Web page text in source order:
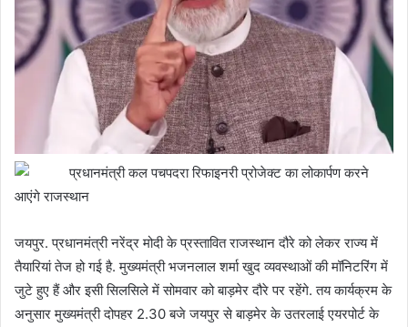
प्रधानमंत्री कल पचपदरा रिफाइनरी प्रोजेक्ट का लोकार्पण करने
आएंगे राजस्थान
जयपुर. प्रधानमंत्री नरेंद्र मोदी के प्रस्तावित राजस्थान दौरे को लेकर राज्य में
तैयारियां तेज हो गई है. मुख्यमंत्री भजनलाल शर्मा खुद व्यवस्थाओं की मॉनिटरिंग में
जुटे हुए हैं और इसी सिलसिले में सोमवार को बाड़मेर दौरे पर रहेंगे. तय कार्यक्रम के
अनुसार मुख्यमंत्री दोपहर 2.30 बजे जयपुर से बाड़मेर के उतरलाई एयरपोर्ट के